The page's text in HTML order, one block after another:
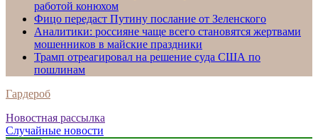
работой конюхом
Фицо передаст Путину послание от Зеленского
Аналитики: россияне чаще всего становятся жертвами
мошенников в майские праздники
Трамп отреагировал на решение суда США по
пошлинам
Гардероб
Новостная рассылка
Случайные новости